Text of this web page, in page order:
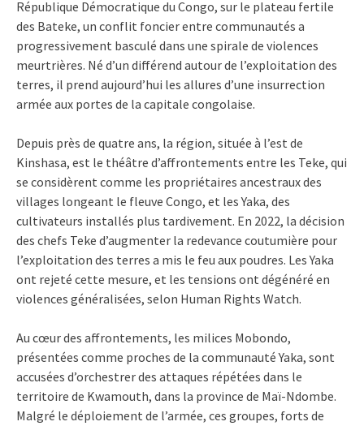
République Démocratique du Congo, sur le plateau fertile
des Bateke, un conflit foncier entre communautés a
progressivement basculé dans une spirale de violences
meurtrières. Né d’un différend autour de l’exploitation des
terres, il prend aujourd’hui les allures d’une insurrection
armée aux portes de la capitale congolaise.
Depuis près de quatre ans, la région, située à l’est de
Kinshasa, est le théâtre d’affrontements entre les Teke, qui
se considèrent comme les propriétaires ancestraux des
villages longeant le fleuve Congo, et les Yaka, des
cultivateurs installés plus tardivement. En 2022, la décision
des chefs Teke d’augmenter la redevance coutumière pour
l’exploitation des terres a mis le feu aux poudres. Les Yaka
ont rejeté cette mesure, et les tensions ont dégénéré en
violences généralisées, selon Human Rights Watch.
Au cœur des affrontements, les milices Mobondo,
présentées comme proches de la communauté Yaka, sont
accusées d’orchestrer des attaques répétées dans le
territoire de Kwamouth, dans la province de Maï-Ndombe.
Malgré le déploiement de l’armée, ces groupes, forts de